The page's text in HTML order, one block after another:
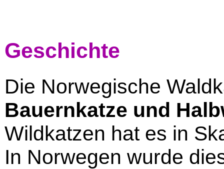
Geschichte
Die Norwegische
Bauernkatze und
Wildkatzen hat es in
In Norwegen wurde